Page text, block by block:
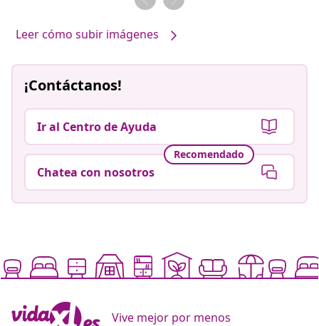
Leer cómo subir imágenes
¡Contáctanos!
Ir al Centro de Ayuda
Recomendado
Chatea con nosotros
Vive mejor por menos